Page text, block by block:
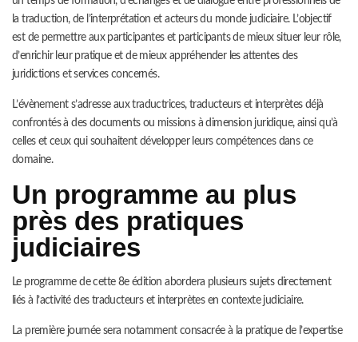
la traduction, de l’interprétation et acteurs du monde judiciaire. L’objectif
est de permettre aux participantes et participants de mieux situer leur rôle,
d’enrichir leur pratique et de mieux appréhender les attentes des
juridictions et services concernés.
L’évènement s’adresse aux traductrices, traducteurs et interprètes déjà
confrontés à des documents ou missions à dimension juridique, ainsi qu’à
celles et ceux qui souhaitent développer leurs compétences dans ce
domaine.
Un programme au plus
près des pratiques
judiciaires
Le programme de cette 8e édition abordera plusieurs sujets directement
liés à l’activité des traducteurs et interprètes en contexte judiciaire.
La première journée sera notamment consacrée à la pratique de l’expertise